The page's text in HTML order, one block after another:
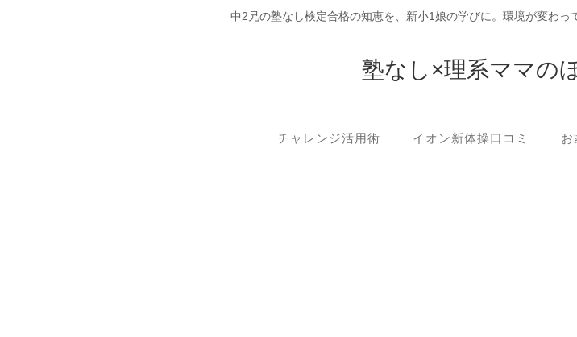
中2兄の塾なし検定合格の知恵を、新小1娘の学びに。環境が変わ
塾なし×理系ママの
チャレンジ活用術 イオン新体操口コミ お